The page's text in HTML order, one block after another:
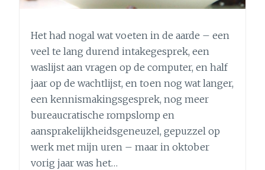
Het had nogal wat voeten in de aarde – een
veel te lang durend intakegesprek, een
waslijst aan vragen op de computer, en half
jaar op de wachtlijst, en toen nog wat langer,
een kennismakingsgesprek, nog meer
bureaucratische rompslomp en
aansprakelijkheidsgeneuzel, gepuzzel op
werk met mijn uren – maar in oktober
vorig jaar was het…